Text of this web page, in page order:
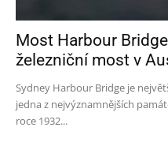
Most Harbour
železniční most v
Sydney Harbour Bridge je
jedna z nejvýznamnějších
roce 1932...